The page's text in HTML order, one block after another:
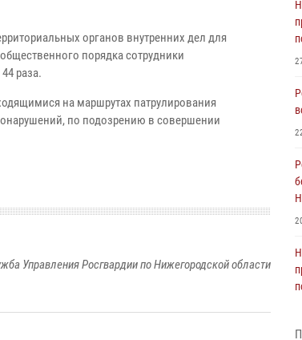
органов внутренних дел для
порядка сотрудники
раза.
на маршрутах патрулирования
по подозрению в совершении
Управления Росгвардии по Нижегородской области